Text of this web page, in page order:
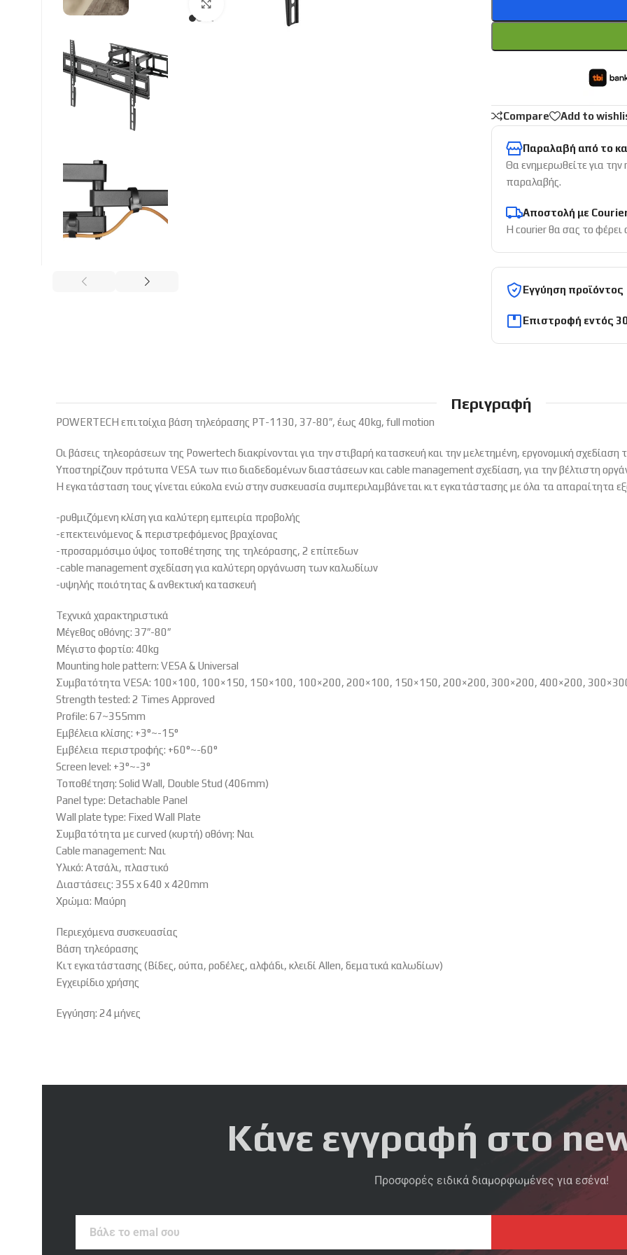
Click to enlarge
Compare Add to
Παραλαβή από το
Θα ενημερωθείτε για
παραλαβής.
Αποστολή με
Η courier θα σας το φέρει
Εγγύηση προϊόντος
Επιστροφή εντός
Περιγραφή
POWERTECH επιτοίχια βάση τηλεόρασης PT-1130, 37-80″, έως 40kg, full motion
Οι βάσεις τηλεοράσεων της Powertech διακρίνονται για την στιβαρή κατασκευή και την μελετημένη, εργονομική σχεδίαση
Υποστηρίζουν πρότυπα VESA των πιο διαδεδομένων διαστάσεων και cable management σχεδίαση, για την βέλτιστη
Η εγκατάσταση τους γίνεται εύκολα ενώ στην συσκευασία συμπεριλαμβάνεται κιτ εγκατάστασης με όλα τα απαραίτητα
-ρυθμιζόμενη κλίση για καλύτερη εμπειρία προβολής
-επεκτεινόμενος & περιστρεφόμενος βραχίονας
-προσαρμόσιμο ύψος τοποθέτησης της τηλεόρασης, 2 επίπεδων
-cable management σχεδίαση για καλύτερη οργάνωση των καλωδίων
-υψηλής ποιότητας & ανθεκτική κατασκευή
Τεχνικά χαρακτηριστικά
Μέγεθος οθόνης: 37″-80″
Μέγιστο φορτίο: 40kg
Mounting hole pattern: VESA & Universal
Συμβατότητα VESA: 100×100, 100×150, 150×100, 100×200, 200×100, 150×150, 200×200, 300×200, 400×200,
Strength tested: 2 Times Approved
Profile: 67~355mm
Εμβέλεια κλίσης: +3°~-15°
Εμβέλεια περιστροφής: +60°~-60°
Screen level: +3°~-3°
Τοποθέτηση: Solid Wall, Double Stud (406mm)
Panel type: Detachable Panel
Wall plate type: Fixed Wall Plate
Συμβατότητα με curved (κυρτή) οθόνη: Ναι
Cable management: Ναι
Υλικό: Ατσάλι, πλαστικό
Διαστάσεις: 355 x 640 x 420mm
Χρώμα: Μαύρη
Περιεχόμενα συσκευασίας
Βάση τηλεόρασης
Κιτ εγκατάστασης (Βίδες, ούπα, ροδέλες, αλφάδι, κλειδί Allen, δεματικά καλωδίων)
Εγχειρίδιο χρήσης
Εγγύηση: 24 μήνες
Κάνε εγγραφή στο
Προσφορές ειδικά διαμορφωμένες για εσένα!